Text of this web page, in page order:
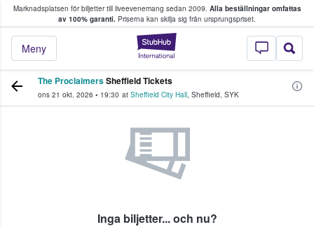
Marknadsplatsen för biljetter till liveevenemang sedan 2009. Alla beställningar omfattas
av 100% garanti. Priserna kan skilja sig från ursprungspriset.
StubHub – där
Meny
köper och säljer biljetter.
The ProclaimersSheffield Tickets
ons 21 okt. 2026 • 19:30 at Sheffield City Hall, Sheffield, SYK
Inga biljetter... och nu?